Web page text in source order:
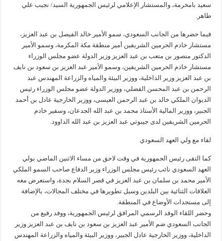
سعيد بامخرمة، والمستشار الإعلامي لرئيس الجمهورية السيد/ نجيب علي
طاهر.
فيما حضرها من الجانب السعودي، سمو الأمير خالد الفيصل بن عبد العزيز،
مستشار خادم الحرمين الشريفين أمير منطقة مكة المكرمة، وسمو الأمير
الدكتور منصور بن متعب بن عبد العزيز وزير الدولة عضو مجلس الوزراء
مستشار خادم الحرمين الشريفين، وسمو الأمير عبد العزيز بن سعود بن نايف
بن عبد العزيز وزير الداخلية، ووزير البيئة والمياه والزراعة المهندس عبد
الرحمن بن عبد المحسن الفضلي، ووزير الدولة عضو مجلس الوزراء رئيس
الديوان الملكي خالد بن عبد الرحمن العيسى، ووزير الخارجية عادل بن أحمد
الجبير، ووزير المالية الأستاذ محمد بن عبد الله الجدعان، وسفير خادم
الحرمين الشريفين لدى جيبوتي عبد العزيز بن عبد الله الداوود.
لقاء مع ولي العهد السعودي
كما التقى رئيس الجمهورية في وقت لاحق من مساء الاثنين الماضي بولي
العهد السعودي نائب رئيس مجلس الوزراء وزير الدفاع صاحب السمو الملكي
الأمير محمد بن سلمان بن عبد العزيز في قصر السلام بجدة، واستعرض معه
العلاقات الثنائية بين البلدين وسبل تطويرها في مختلف المجالات، بالإضافة
إلى مستجدات الأوضاع في المنطقة.
وحضر اللقاء الوفد الرسمي المرافق لرئيس الجمهورية، ووفد رفيع من
الجانب السعودي ضم الأمير عبد العزيز بن سعود بن نايف بن عبد العزيز وزير
الداخلية، ووزير الخارجية عادل الجبير، ووزير البيئة والمياه والزراعة المهندس